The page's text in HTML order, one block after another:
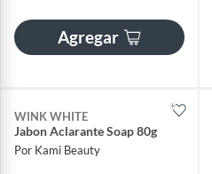
Agregar
WINK WHITE
Jabon Aclarante Soap 80g
Por Kami Beauty